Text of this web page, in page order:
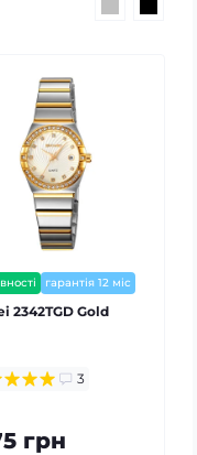
гарантія 12 міс
2342TGD Gold
3
грн